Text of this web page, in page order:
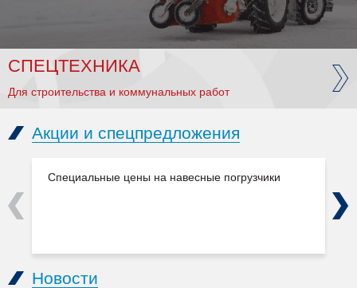
СПЕЦТЕХНИКА
Для строительства и коммунальных работ
Акции и спецпредложения
Специальные цены на навесные погрузчики
Previous Next
Новости